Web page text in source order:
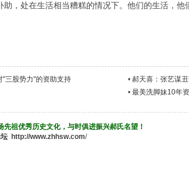
，处在生活相当糟糕的情况下。他们的生活，他
"三股势力"的资助支持 • 郝天喜：张艺谋
• 最美洗脚妹10年
祖优秀历史文化，与时俱进振兴郝氏名望！
http://www.zhhsw.com/